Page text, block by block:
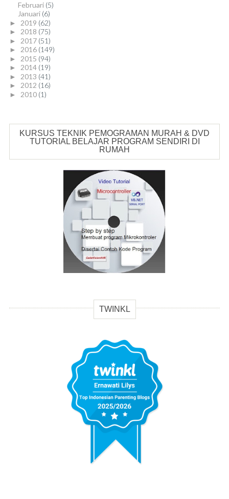
Februari (5)
Januari (6)
► 2019 (62)
► 2018 (75)
► 2017 (51)
► 2016 (149)
► 2015 (94)
► 2014 (19)
► 2013 (41)
► 2012 (16)
► 2010 (1)
KURSUS TEKNIK PEMOGRAMAN MURAH & DVD
TUTORIAL BELAJAR PROGRAM SENDIRI DI
RUMAH
TWINKL